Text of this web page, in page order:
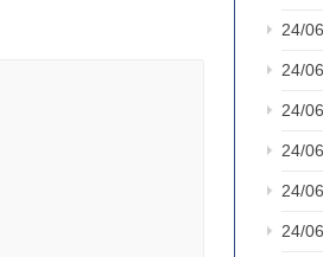
24/
24/
24/
24/
24/
24/